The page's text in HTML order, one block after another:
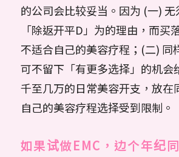
的公司会比较妥当。因为 (一) 无
「除返开平D」为的理由，而买
不适合自己的美容疗程；(二) 同
可不留下「有更多选择」的机会
千至几万的日常美容开支，放在
自己的美容疗程选择受到限制。
如果试做EMC，边个年纪